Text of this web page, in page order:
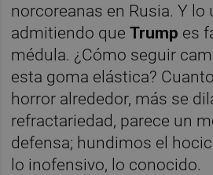
norcoreanas en Rusia. Y lo
admitiendo queTrump es
médula. ¿Cómo seguir
esta goma elástica?
horror alrededor, más se
refractariedad, parece un
defensa; hundimos el
lo inofensivo, lo conocido.